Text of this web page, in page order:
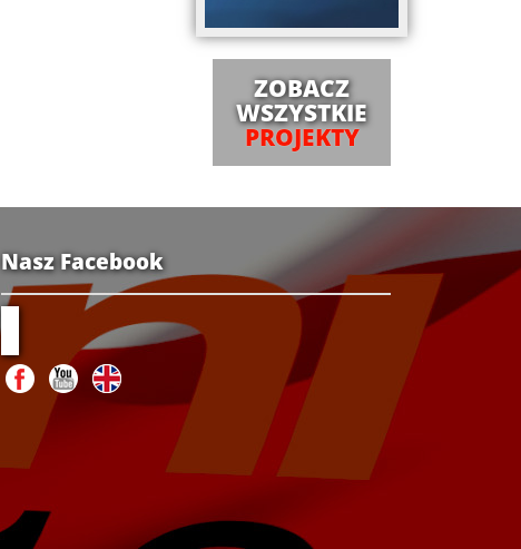
ZOBACZ
WSZYSTKIE
PROJEKTY
Nasz Facebook